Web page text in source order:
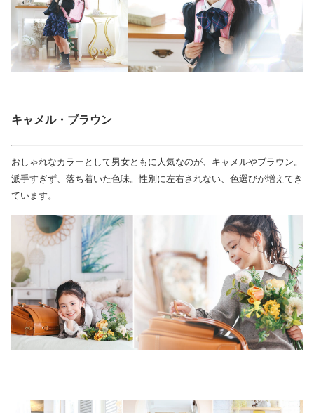
キャメル・ブラウン
おしゃれなカラーとして男女ともに人気なのが、キャメルやブラウン。
派手すぎず、落ち着いた色味。性別に左右されない、色選びが増えてき
ています。